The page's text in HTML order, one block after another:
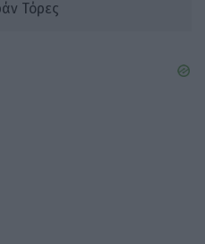
Τόρες